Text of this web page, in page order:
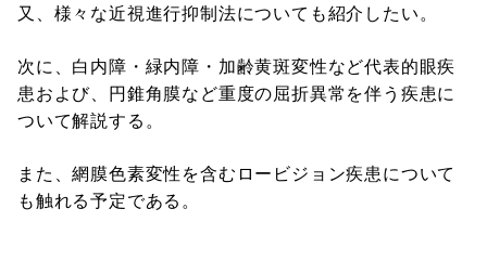
又、様々な近視進行抑制法についても紹介したい。
次に、白内障・緑内障・加齢黄斑変性など代表的眼疾
患および、円錐角膜など重度の屈折異常を伴う疾患に
ついて解説する。
また、網膜色素変性を含むロービジョン疾患について
も触れる予定である。